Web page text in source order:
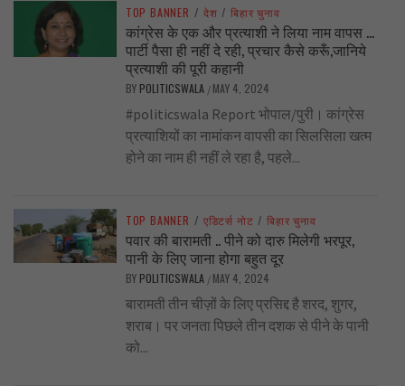
TOP BANNER / देश / बिहार चुनाव
कांग्रेस के एक और प्रत्याशी ने लिया नाम वापस …
पार्टी पैसा ही नहीं दे रही, प्रचार कैसे करूँ,जानिये
प्रत्याशी की पूरी कहानी
BY POLITICSWALA / MAY 4, 2024
#politicswala Report भोपाल/पुरी। कांग्रेस
प्रत्याशियों का नामांकन वापसी का सिलसिला खत्म
होने का नाम ही नहीं ले रहा है, पहले...
TOP BANNER / एडिटर्स नोट / बिहार चुनाव
पवार की बारामती .. पीने को दारु मिलेगी भरपूर,
पानी के लिए जाना होगा बहुत दूर
BY POLITICSWALA / MAY 4, 2024
बारामती तीन चीज़ों के लिए प्रसिद्द है शरद, शुगर,
शराब। पर जनता पिछले तीन दशक से पीने के पानी
को...